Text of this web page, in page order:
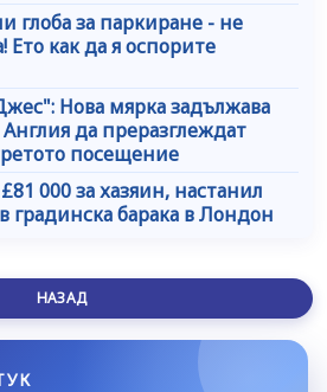
глоба за паркиране - не
Ето как да я оспорите
Нова мярка задължава
да преразглеждат
посещение
000 за хазяин, настанил
градинска барака в Лондон
НАЗАД